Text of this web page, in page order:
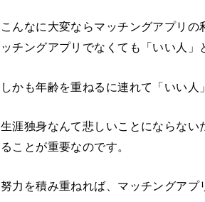
こんなに大変ならマッチングアプリ
ッチングアプリでなくても「いい人」
しかも年齢を重ねるに連れて「いい人
生涯独身なんて悲しいことにならな
ることが重要なのです。
努力を積み重ねれば、マッチングアプ